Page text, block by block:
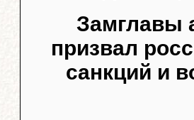
Замглавы
призвал
санкций и